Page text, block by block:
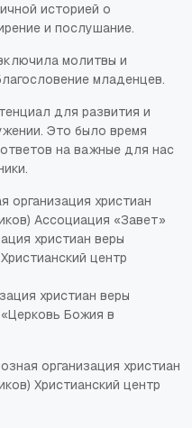
историей о
и послушание.
молитвы и
младенцев.
для развития и
Это было время
на важные для нас
организация христиан
Ассоциация «Завет»
христиан веры
центр
христиан веры
Божия в
организация христиан
Христианский центр